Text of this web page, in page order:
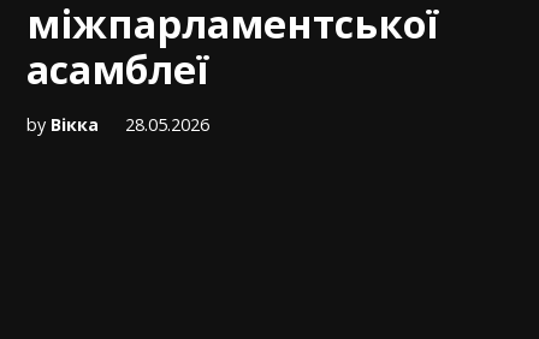
міжпарламентської
асамблеї
by Вікка 28.05.2026